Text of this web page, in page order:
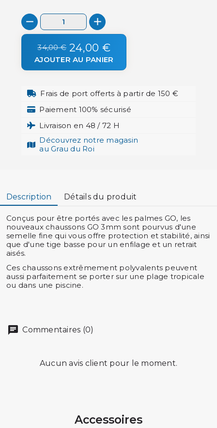
34,00 € 24,00 €
AJOUTER AU PANIER
Frais de port offerts à partir de 150 €
Paiement 100% sécurisé
Livraison en 48 / 72 H
Découvrez notre magasin
au Grau du Roi
Description Détails du produit
Conçus pour être portés avec les palmes GO, les
nouveaux chaussons GO 3mm sont pourvus d'une
semelle fine qui vous offre protection et stabilité, ainsi
que d'une tige basse pour un enfilage et un retrait
aisés.
Ces chaussons extrêmement polyvalents peuvent
aussi parfaitement se porter sur une plage tropicale
ou dans une piscine.
Commentaires (0)
Aucun avis client pour le moment.
Accessoires